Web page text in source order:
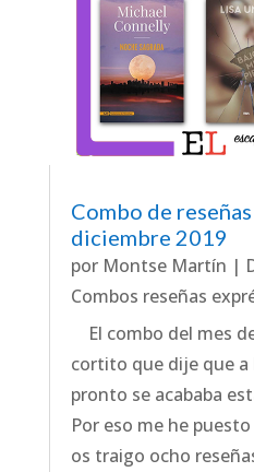
Combo de
diciembre 2019
por Montse Martín |
Combos reseñas
El combo del mes
cortito que dije que a
pronto se acababa
Por eso me he
os traigo ocho